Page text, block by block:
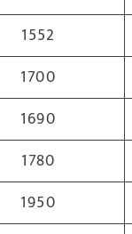
1552
1700
1690
1780
1950